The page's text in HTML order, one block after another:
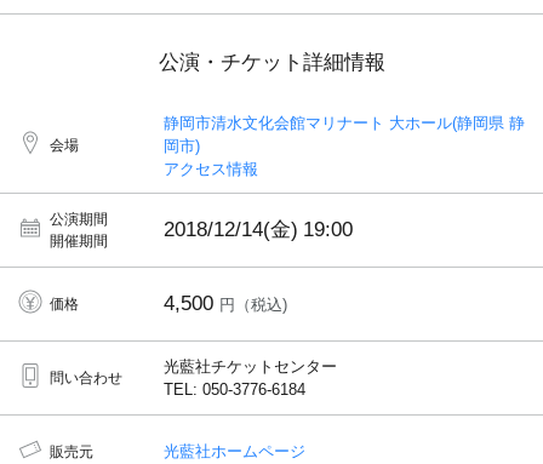
公演・チケット詳細情報
会場
静岡市清水文化会館マリナート 大ホール(静岡県 静
岡市)
アクセス情報
公演期間
開催期間
2018/12/14(金) 19:00
価格 4,500 円（税込)
問い合わせ
光藍社チケットセンター
TEL: 050-3776-6184
販売元 光藍社ホームページ